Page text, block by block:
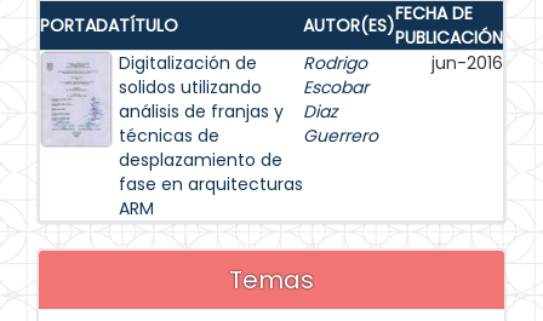
PORTADATÍTULO AUTOR(ES)FECHA DE
PUBLICACIÓN
Digitalización de
solidos utilizando
análisis de franjas y
técnicas de
desplazamiento de
fase en arquitecturas
ARM
Rodrigo
Escobar
Diaz
Guerrero
jun-2016
Temas